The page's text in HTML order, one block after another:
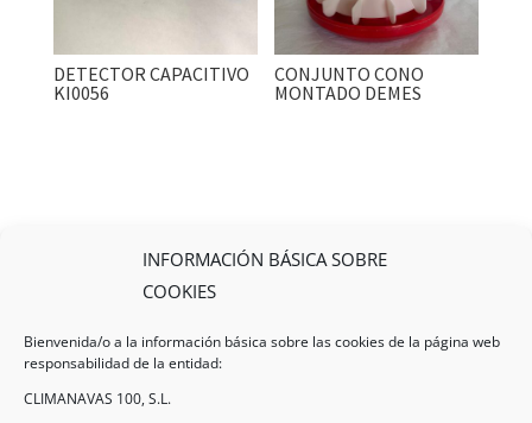
INFORMACIÓN BÁSICA SOBRE
COOKIES
Bienvenida/o a la información básica sobre las cookies de la página web
responsabilidad de la entidad:
CLIMANAVAS 100, S.L.
DETECTOR CAPACITIVO
KI0056
CONJUNTO CONO
MONTADO DEMES